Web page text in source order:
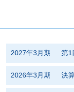
2027年3月期 第1
2026年3月期 決